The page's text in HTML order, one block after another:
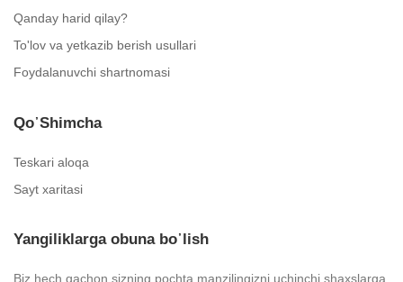
Qanday harid qilay?
To'lov va yetkazib berish usullari
Foydalanuvchi shartnomasi
Qo᾿shimcha
Teskari aloqa
Sayt xaritasi
Yangiliklarga obuna bo᾿lish
Biz hech qachon sizning pochta manzilingizni uchinchi shaxslarga